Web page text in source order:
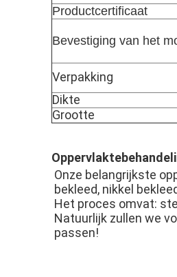
Productcertificaat
Bevestiging van het
Verpakking
Dikte
Grootte
Onze belangrijkste
bekleed, nikkel
Het proces omvat:
Natuurlijk zullen we
passen!